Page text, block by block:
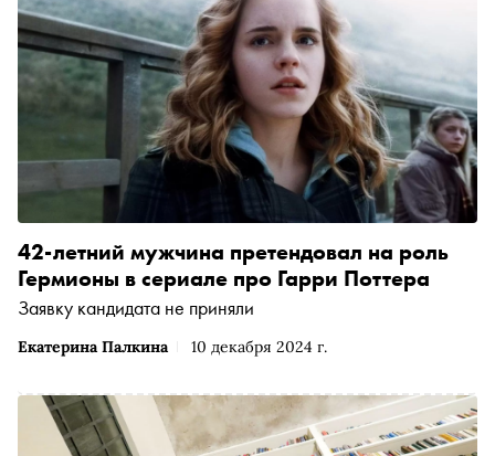
Екатерина Палкина 10 декабря 2024 г.
42-летний мужчина претендовал на роль
Гермионы в сериале про Гарри Поттера
Заявку кандидата не приняли